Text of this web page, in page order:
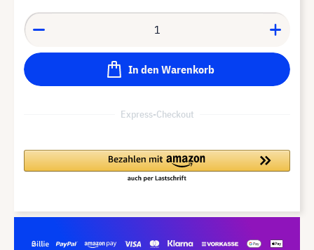
In den Warenkorb
Express-Checkout